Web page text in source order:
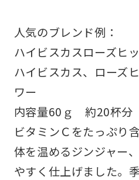
人気のブレンド例：
ハイビスカスローズヒ
ハイビスカス、ローズ
ワー
内容量60ｇ 約20杯分
ビタミンＣをたっぷり
体を温めるジンジャー
やすく仕上げました。